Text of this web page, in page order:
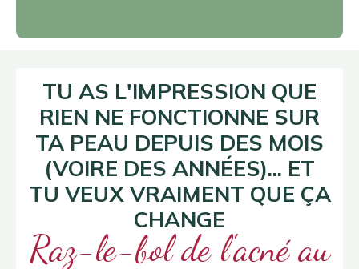
TU AS L'IMPRESSION QUE
RIEN NE FONCTIONNE SUR
TA PEAU DEPUIS DES MOIS
(VOIRE DES ANNÉES)... ET
TU VEUX VRAIMENT QUE ÇA
CHANGE
Raz-le-bol de l'acné au